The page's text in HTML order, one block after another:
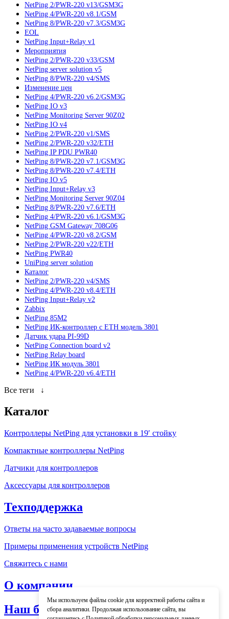
NetPing 2/PWR-220 v13/GSM3G
NetPing 4/PWR-220 v8.1/GSM
NetPing 8/PWR-220 v7.3/GSM3G
EOL
NetPing Input+Relay v1
Мероприятия
NetPing 2/PWR-220 v33/GSM
NetPing server solution v5
NetPing 8/PWR-220 v4/SMS
Изменение цен
NetPing 4/PWR-220 v6.2/GSM3G
NetPing IO v3
NetPing Monitoring Server 90Z02
NetPing IO v4
NetPing 2/PWR-220 v1/SMS
NetPing 2/PWR-220 v32/ETH
NetPing IP PDU PWR40
NetPing 8/PWR-220 v7.1/GSM3G
NetPing 8/PWR-220 v7.4/ETH
NetPing IO v5
NetPing Input+Relay v3
NetPing Monitoring Server 90Z04
NetPing 8/PWR-220 v7.6/ETH
NetPing 4/PWR-220 v6.1/GSM3G
NetPing GSM Gateway 708G06
NetPing 4/PWR-220 v8.2/GSM
NetPing 2/PWR-220 v22/ETH
NetPing PWR40
UniPing server solution
Каталог
NetPing 2/PWR-220 v4/SMS
NetPing 4/PWR-220 v8.4/ETH
NetPing Input+Relay v2
Zabbix
NetPing 85M2
NetPing ИК-контроллер с ETH модель 3801
Датчик удара PI-99D
NetPing Connection board v2
NetPing Relay board
NetPing ИК модуль 3801
NetPing 4/PWR-220 v6.4/ETH
Все теги ↓
Каталог
Контроллеры NetPing для установки в 19′ стойку
Компактные контроллеры NetPing
Датчики для контроллеров
Аксессуары для контроллеров
Техподдержка
Ответы на часто задаваемые вопросы
Примеры применения устройств NetPing
Свяжитесь с нами
О компании
Наш блог
Мы используем файлы cookie для корректной работы сайта и
сбора аналитики. Продолжая использование сайта, вы